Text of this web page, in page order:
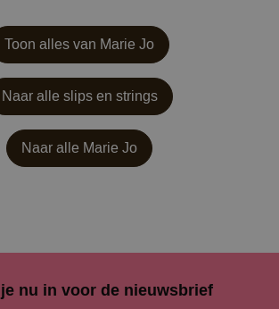
Toon alles van Marie Jo
Naar alle slips en strings
Naar alle Marie Jo
nu in voor de nieuwsbrief